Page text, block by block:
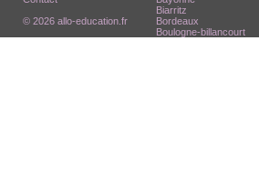
© 2026 allo-education.fr
Biarritz
Bordeaux
Boulogne-billancourt